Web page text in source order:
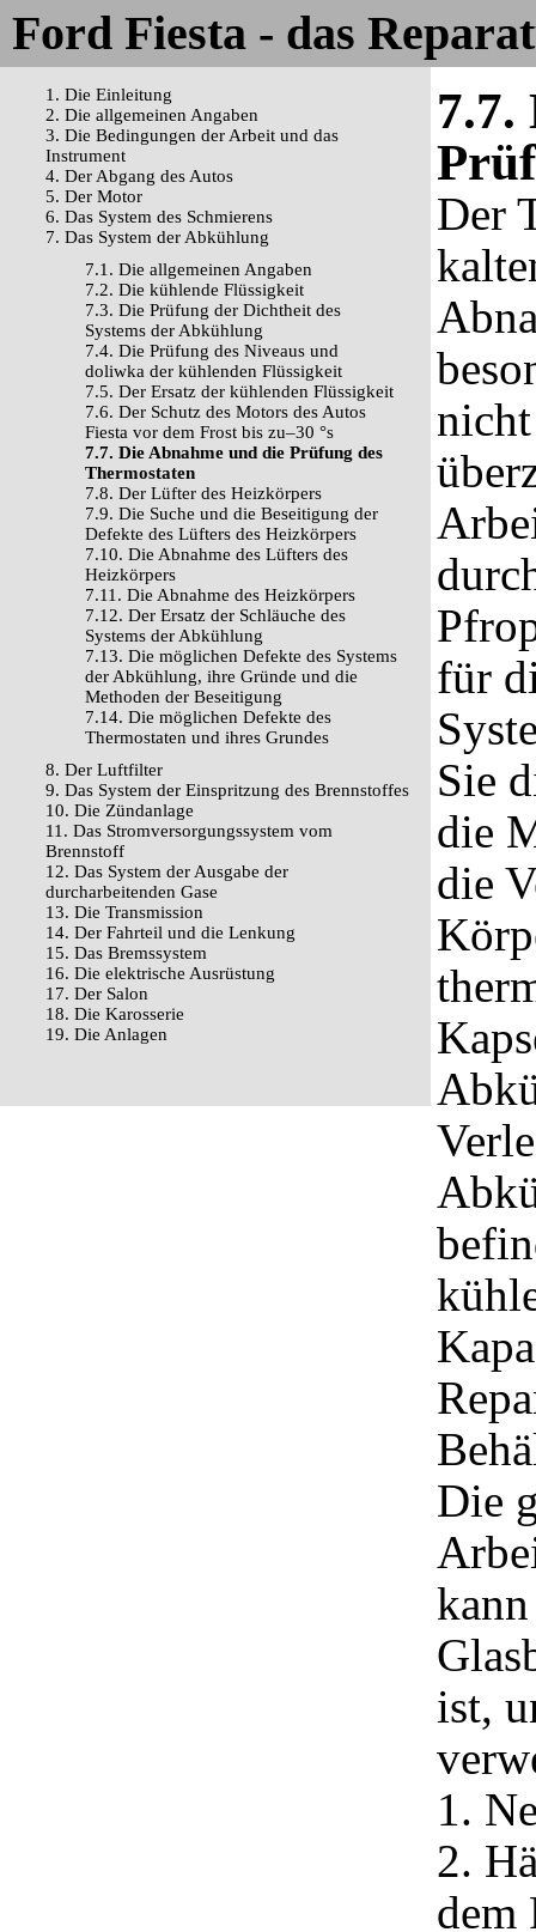
Ford Fiesta - das
1. Die Einleitung
2. Die allgemeinen Angaben
3. Die Bedingungen der Arbeit und das
Instrument
4. Der Abgang des Autos
5. Der Motor
6. Das System des Schmierens
7. Das System der Abkühlung
7.1. Die allgemeinen Angaben
7.2. Die kühlende Flüssigkeit
7.3. Die Prüfung der Dichtheit des
Systems der Abkühlung
7.4. Die Prüfung des Niveaus und
doliwka der kühlenden Flüssigkeit
7.5. Der Ersatz der kühlenden Flüssigkeit
7.6. Der Schutz des Motors des Autos
Fiesta vor dem Frost bis zu–30 °s
7.7. Die Abnahme und die Prüfung des
Thermostaten
7.8. Der Lüfter des Heizkörpers
7.9. Die Suche und die Beseitigung der
Defekte des Lüfters des Heizkörpers
7.10. Die Abnahme des Lüfters des
Heizkörpers
7.11. Die Abnahme des Heizkörpers
7.12. Der Ersatz der Schläuche des
Systems der Abkühlung
7.13. Die möglichen Defekte des Systems
der Abkühlung, ihre Gründe und die
Methoden der Beseitigung
7.14. Die möglichen Defekte des
Thermostaten und ihres Grundes
8. Der Luftfilter
9. Das System der Einspritzung des Brennstoffes
10. Die Zündanlage
11. Das Stromversorgungssystem vom
Brennstoff
12. Das System der Ausgabe der
durcharbeitenden Gase
13. Die Transmission
14. Der Fahrteil und die Lenkung
15. Das Bremssystem
16. Die elektrische Ausrüstung
17. Der Salon
18. Die Karosserie
19. Die Anlagen
7.7.
Der
für
Sie
die
die
Die
ist,
1.
2.
dem